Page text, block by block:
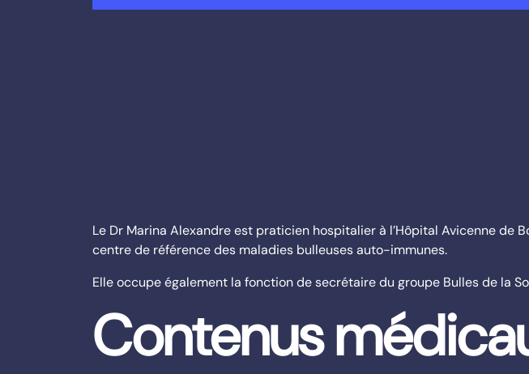
Le Dr Marina Alexandre est praticien hospitalier à l’Hôpital Avicenne de
centre de référence des maladies bulleuses auto-immunes.
Elle occupe également la fonction de secrétaire du groupe Bulles de la
Contenus